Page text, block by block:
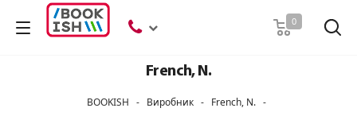
0
French, N.
BOOKISH - Виробник - French, N. -